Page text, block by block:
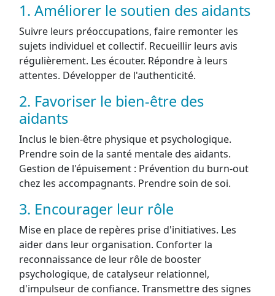
1. Améliorer le soutien des aidants
Suivre leurs préoccupations, faire remonter les
sujets individuel et collectif. Recueillir leurs avis
régulièrement. Les écouter. Répondre à leurs
attentes. Développer de l'authenticité.
2. Favoriser le bien-être des
aidants
Inclus le bien-être physique et psychologique.
Prendre soin de la santé mentale des aidants.
Gestion de l'épuisement : Prévention du burn-out
chez les accompagnants. Prendre soin de soi.
3. Encourager leur rôle
Mise en place de repères prise d'initiatives. Les
aider dans leur organisation. Conforter la
reconnaissance de leur rôle de booster
psychologique, de catalyseur relationnel,
d'impulseur de confiance. Transmettre des signes